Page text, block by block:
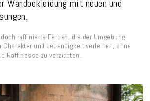
Wandbekleidung mit neuen und
raffinierte Farben, die der Umgebung
Charakter und Lebendigkeit verleihen, ohne
Raffinesse zu verzichten.